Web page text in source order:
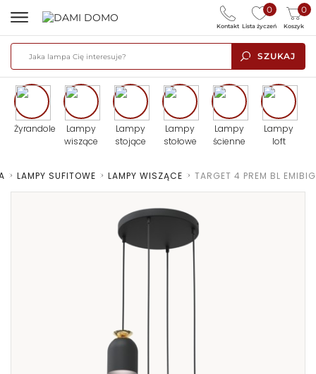
SZUKAJ
0
Lista życzeń
0
Koszyk
Kontakt
Żyrandole
Lampy
wiszące
Lampy
stojące
Lampy
stołowe
Lampy
ścienne
Lampy
loft
> LAMPY SUFITOWE > LAMPY WISZĄCE > TARGET 4 PREM BL EMIBIG